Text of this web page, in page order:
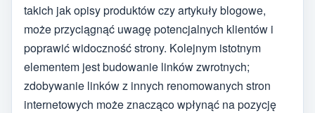
takich jak opisy produktów czy artykuły blogowe,
może przyciągnąć uwagę potencjalnych klientów i
poprawić widoczność strony. Kolejnym istotnym
elementem jest budowanie linków zwrotnych;
zdobywanie linków z innych renomowanych stron
internetowych może znacząco wpłynąć na pozycję